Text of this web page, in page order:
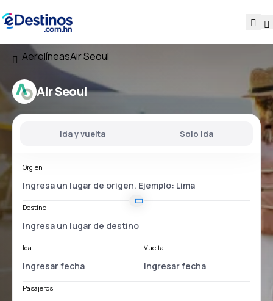
AerolíneasAir Seoul
Air Seoul
Ida y vuelta Solo ida
Orgien
Destino
Ida Vuelta
Pasajeros